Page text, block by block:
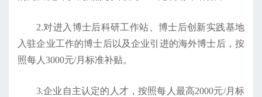
2.对进入博士后科研工作站、博士后创新实践基地
入驻企业工作的博士后以及企业引进的海外博士后，按
照每人3000元/月标准补贴。
3.企业自主认定的人才，按照每人最高2000元/月标